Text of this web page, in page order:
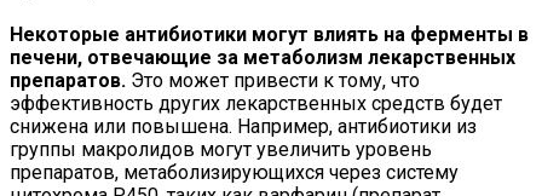
Некоторые антибиотики могут влиять на ферменты в
печени, отвечающие за метаболизм лекарственных
препаратов. Это может привести к тому, что
эффективность других лекарственных средств будет
снижена или повышена. Например, антибиотики из
группы макролидов могут увеличить уровень
препаратов, метаболизирующихся через систему